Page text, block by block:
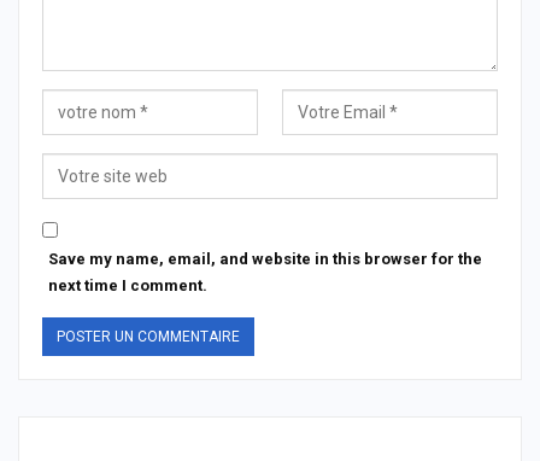
Save my name, email, and website in this browser for the
next time I comment.